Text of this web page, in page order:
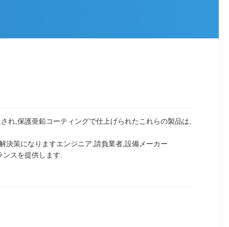
れ,保護亜鉛コーティングで仕上げられたこれらの製品は,
決策になりますエンジニア,請負業者,設備メーカー
スを提供します.